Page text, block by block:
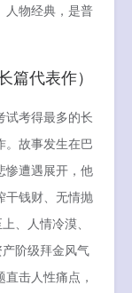
人物经典，是普
篇代表作）
试考得最多的长
。故事发生在巴
惨遭遇展开，他
干钱财、无情抛
、人情冷漠、
阶级拜金风气
击人性痛点，